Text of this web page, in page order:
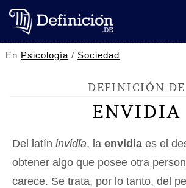
En Psicología / Sociedad
DEFINICIÓN DE
ENVIDIA
Del latín invidĭa, la envidia es el
obtener algo que posee otra
carece. Se trata, por lo tanto, del